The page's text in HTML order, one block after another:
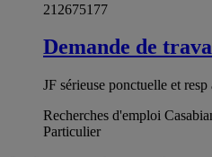
212675177
Demande de
JF sérieuse ponctuelle et
Recherches d'emploi
Particulier